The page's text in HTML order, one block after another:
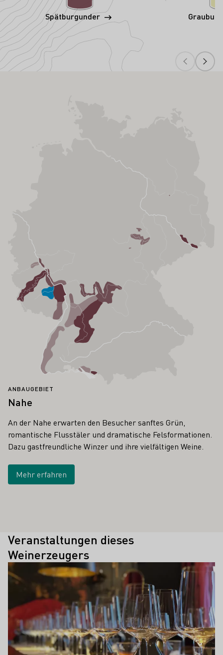
Spätburgunder
ANBAUGEBIET
Nahe
An der Nahe erwarten den Besucher sanftes Grün,
romantische Flusstäler und dramatische Felsformationen.
Dazu gastfreundliche Winzer und ihre vielfältigen Weine.
Mehr erfahren
Veranstaltungen dieses
Weinerzeugers
Mehr erfahren